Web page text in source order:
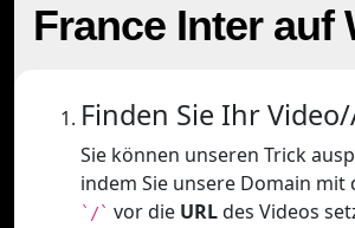
France Inter auf
Finden Sie Ihr
Sie können unseren Trick
indem Sie unsere Domain mit
`/` vor die URLdes Videos